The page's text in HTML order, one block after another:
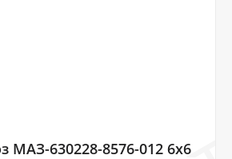
МАЗ-630228-8576-012 6х6